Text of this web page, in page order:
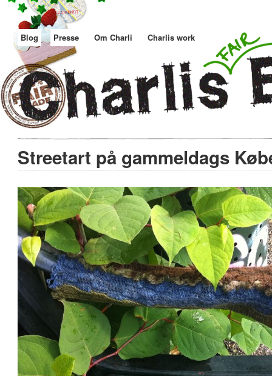
Blog Presse Om Charli Charlis work
Streetart på gammeldags